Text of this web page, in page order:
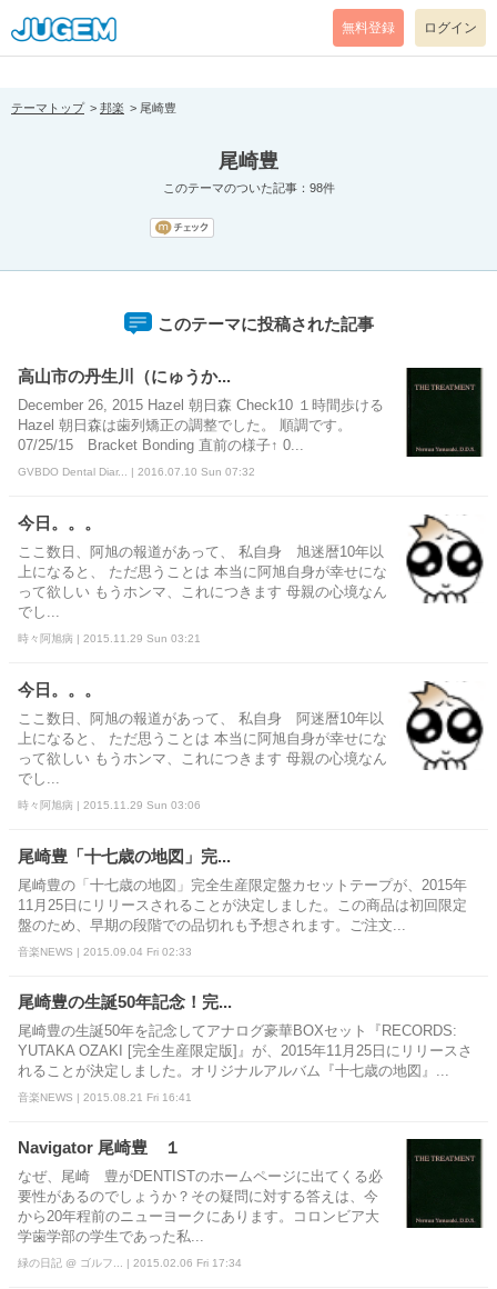
[pear_error: message="Success" code=0 mode=return level=notice
prefix="" info=""]
無料登録 ログイン
テーマトップ 邦楽 尾崎豊
尾崎豊
このテーマのついた記事：98件
このテーマに投稿された記事
高山市の丹生川（にゅうか...
December 26, 2015 Hazel 朝日森 Check10 １時間歩ける
Hazel 朝日森は歯列矯正の調整でした。 順調です。
07/25/15 Bracket Bonding 直前の様子↑ 0...
GVBDO Dental Diar... | 2016.07.10 Sun 07:32
今日。。。
ここ数日、阿旭の報道があって、 私自身 旭迷暦10年以
上になると、 ただ思うことは 本当に阿旭自身が幸せにな
って欲しい もうホンマ、これにつきます 母親の心境なん
でし...
時々阿旭病 | 2015.11.29 Sun 03:21
今日。。。
ここ数日、阿旭の報道があって、 私自身 阿迷暦10年以
上になると、 ただ思うことは 本当に阿旭自身が幸せにな
って欲しい もうホンマ、これにつきます 母親の心境なん
でし...
時々阿旭病 | 2015.11.29 Sun 03:06
尾崎豊「十七歳の地図」完...
尾崎豊の「十七歳の地図」完全生産限定盤カセットテープが、2015年
11月25日にリリースされることが決定しました。この商品は初回限定
盤のため、早期の段階での品切れも予想されます。ご注文...
音楽NEWS | 2015.09.04 Fri 02:33
尾崎豊の生誕50年記念！完...
尾崎豊の生誕50年を記念してアナログ豪華BOXセット『RECORDS:
YUTAKA OZAKI [完全生産限定版]』が、2015年11月25日にリリースさ
れることが決定しました。オリジナルアルバム『十七歳の地図』...
音楽NEWS | 2015.08.21 Fri 16:41
Navigator 尾崎豊 １
なぜ、尾崎 豊がDENTISTのホームページに出てくる必
要性があるのでしょうか？その疑問に対する答えは、今
から20年程前のニューヨークにあります。コロンビア大
学歯学部の学生であった私...
緑の日記 @ ゴルフ... | 2015.02.06 Fri 17:34